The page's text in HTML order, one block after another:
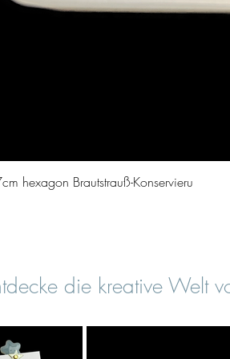
Vista rapida
hexagon Brautstrauß-Konservieru
die kreative Welt